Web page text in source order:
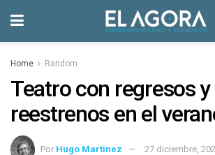
Home Random
Teatro con regresos y
reestrenos en el
Por Hugo Martinez 27 diciembre,